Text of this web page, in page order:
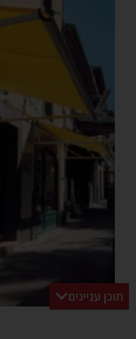
תוכן עניינים